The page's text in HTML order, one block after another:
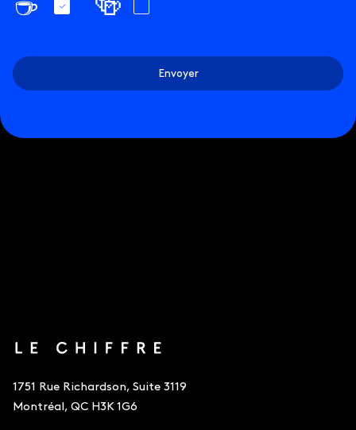
☕️ 🍻
Envoyer
1751 Rue Richardson, Suite 3119
Montréal, QC H3K 1G6